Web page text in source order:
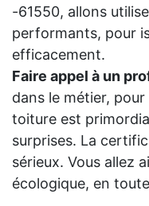
-61550, allons
performants, pour
efficacement.
Faire appel à un
dans le métier,
toiture est
surprises. La
sérieux. Vous allez
écologique, en